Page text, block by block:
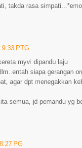
takda rasa
9:33 PTG
myvi dipandu laju
siapa gerangan
agar dpt menegakkan
semua, jd pemandu yg
PG